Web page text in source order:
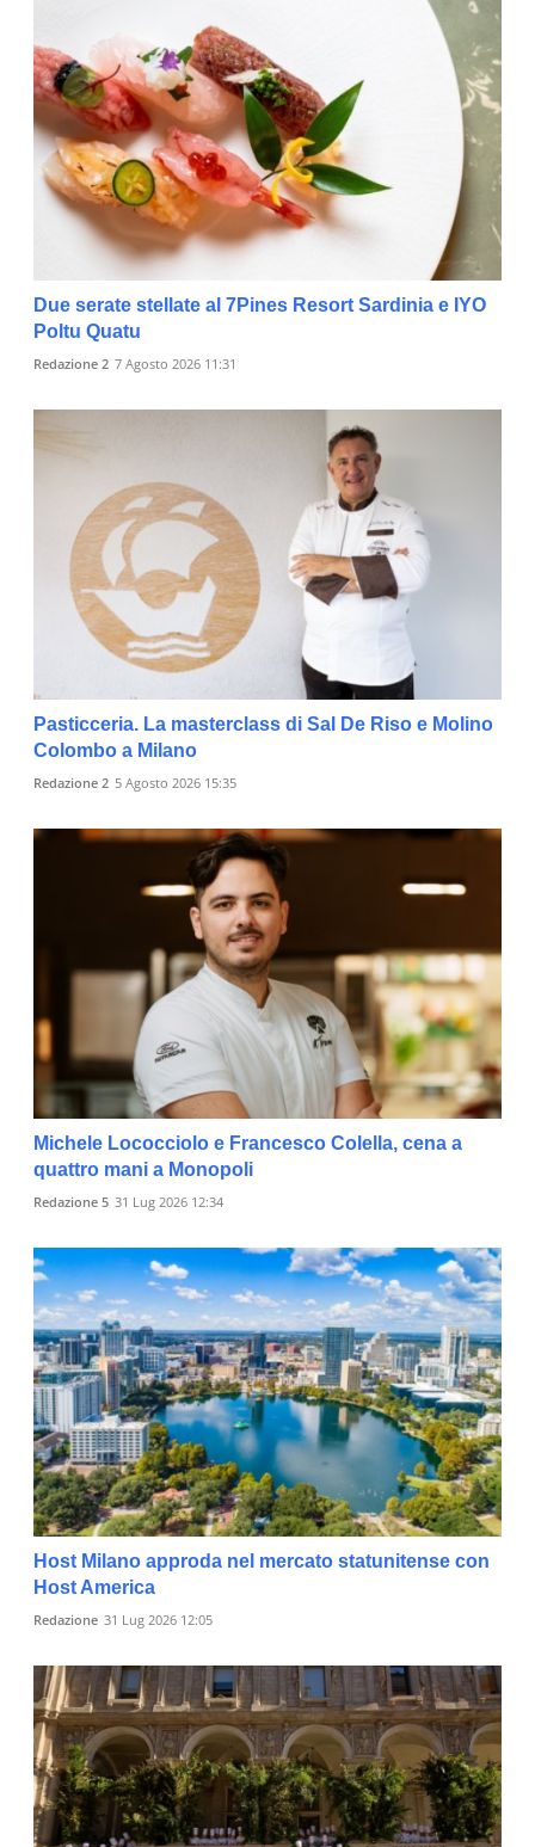
Due serate stellate al 7Pines Resort Sardinia e IYO
Poltu Quatu
Redazione 2 7 Agosto 2026 11:31
Pasticceria. La masterclass di Sal De Riso e Molino
Colombo a Milano
Redazione 2 5 Agosto 2026 15:35
Michele Lococciolo e Francesco Colella, cena a
quattro mani a Monopoli
Redazione 5 31 Lug 2026 12:34
Host Milano approda nel mercato statunitense con
Host America
Redazione 31 Lug 2026 12:05